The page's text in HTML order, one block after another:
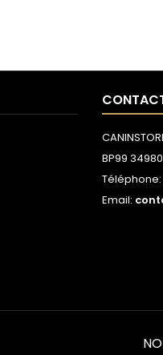
BP99
Téléphone:
Email: